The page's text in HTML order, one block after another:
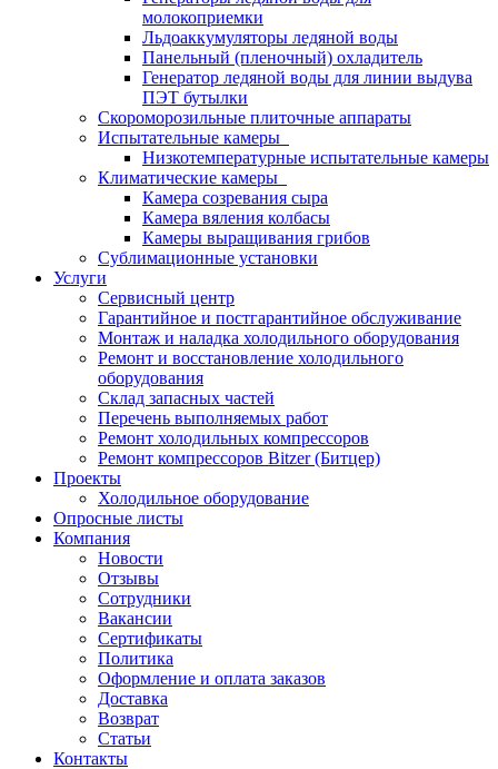
молокоприемки
Льдоаккумуляторы ледяной воды
Панельный (пленочный) охладитель
Генератор ледяной воды для линии выдува
ПЭТ бутылки
Скороморозильные плиточные аппараты
Испытательные камеры
Низкотемпературные испытательные камеры
Климатические камеры
Камера созревания сыра
Камера вяления колбасы
Камеры выращивания грибов
Сублимационные установки
Услуги
Сервисный центр
Гарантийное и постгарантийное обслуживание
Монтаж и наладка холодильного оборудования
Ремонт и восстановление холодильного
оборудования
Склад запасных частей
Перечень выполняемых работ
Ремонт холодильных компрессоров
Ремонт компрессоров Bitzer (Битцер)
Проекты
Холодильное оборудование
Опросные листы
Компания
Новости
Отзывы
Сотрудники
Вакансии
Сертификаты
Политика
Оформление и оплата заказов
Доставка
Возврат
Статьи
Контакты